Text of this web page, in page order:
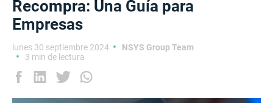
Recompra: Una Guía para
Empresas
lunes 30 septiembre 2024
NSYS Group Team
3 min de lectura